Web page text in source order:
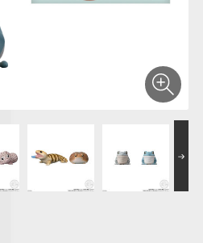
サンリオキャラクタ